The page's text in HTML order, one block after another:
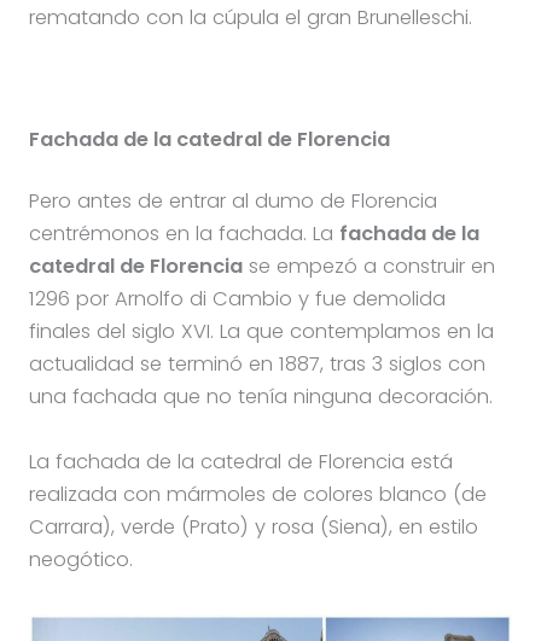
rematando con la cúpula el gran Brunelleschi.
Fachada de la catedral de Florencia
Pero antes de entrar al dumo de Florencia
centrémonos en la fachada. La fachada de la
catedral de Florenciase empezó a construir en
1296 por Arnolfo di Cambio y fue demolida
finales del siglo XVI. La que contemplamos en la
actualidad se terminó en 1887, tras 3 siglos con
una fachada que no tenía ninguna decoración.
La fachada de la catedral de Florencia está
realizada con mármoles de colores blanco (de
Carrara), verde (Prato) y rosa (Siena), en estilo
neogótico.